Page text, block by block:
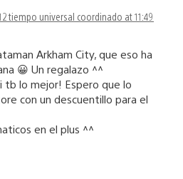
tiempo universal coordinado at 11:49
Arkham City, que eso ha
😀 Un regalazo ^^
tb lo mejor! Espero que lo
con un descuentillo para el
en el plus ^^